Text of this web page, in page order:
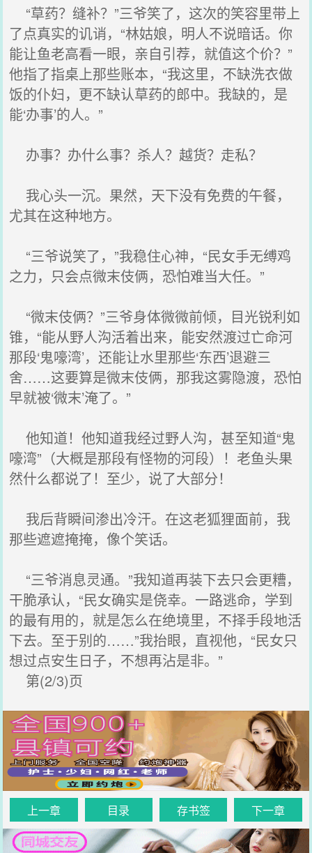
“草药？缝补？”三爷笑了，这次的笑容里带上
了点真实的讥诮，“林姑娘，明人不说暗话。你
能让鱼老高看一眼，亲自引荐，就值这个价？”
他指了指桌上那些账本，“我这里，不缺洗衣做
饭的仆妇，更不缺认草药的郎中。我缺的，是
能‘办事’的人。”
办事？办什么事？杀人？越货？走私？
我心头一沉。果然，天下没有免费的午餐，
尤其在这种地方。
“三爷说笑了，”我稳住心神，“民女手无缚鸡
之力，只会点微末伎俩，恐怕难当大任。”
“微末伎俩？”三爷身体微微前倾，目光锐利如
锥，“能从野人沟活着出来，能安然渡过亡命河
那段‘鬼嚎湾’，还能让水里那些‘东西’退避三
舍……这要算是微末伎俩，那我这雾隐渡，恐怕
早就被‘微末’淹了。”
他知道！他知道我经过野人沟，甚至知道“鬼
嚎湾”（大概是那段有怪物的河段）！老鱼头果
然什么都说了！至少，说了大部分！
我后背瞬间渗出冷汗。在这老狐狸面前，我
那些遮遮掩掩，像个笑话。
“三爷消息灵通。”我知道再装下去只会更糟，
干脆承认，“民女确实是侥幸。一路逃命，学到
的最有用的，就是怎么在绝境里，不择手段地活
下去。至于别的……”我抬眼，直视他，“民女只
想过点安生日子，不想再沾是非。”
第(2/3)页
上一章 目录 存书签 下一章